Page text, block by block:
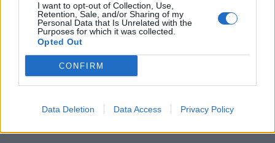
I want to opt-out of Collection, Use,
Retention, Sale, and/or Sharing of my
Personal Data that Is Unrelated with the
Purposes for which it was collected.
Opted Out
CONFIRM
Data Deletion Data Access Privacy Policy
Shtuarmë17.12.2025 18:55
akuzat ,